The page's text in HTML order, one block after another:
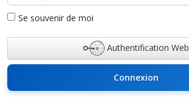
Se souvenir de moi
Authentification Web
Connexion